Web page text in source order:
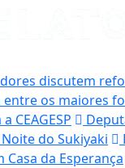
discutem
entre os maiores
CEAGESP
do Sukiyaki
da Esperança